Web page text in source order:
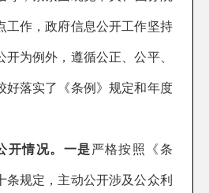
工作，政府信息公开工作坚持
开为例外，遵循公正、公平、
好落实了 《条例》规定和年度
开情况。 一是严格按照 《条
规定， 主动公开涉及公众利